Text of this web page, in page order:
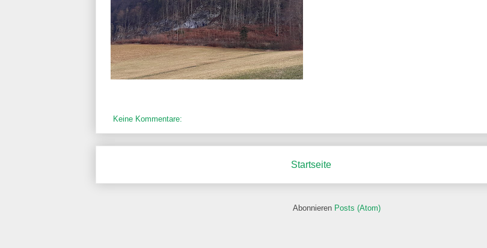
Keine Kommentare:
Startseite
Abonnieren Posts (Atom)